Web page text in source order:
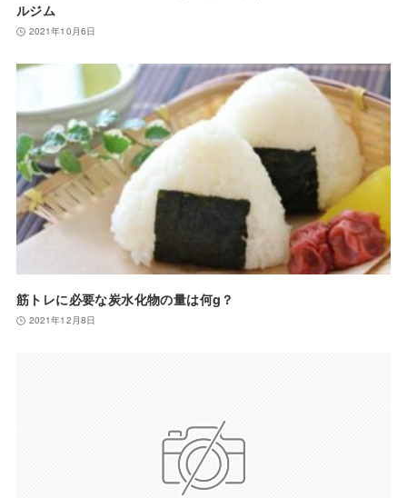
ルジム
2021年10月6日
筋トレに必要な炭水化物の量は何g？
2021年12月8日